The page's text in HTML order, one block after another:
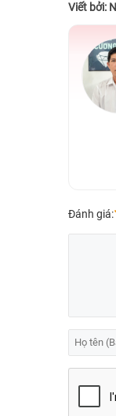
Sau
cấu
Apple
hiệu
Viết bởi:
Đánh giá: